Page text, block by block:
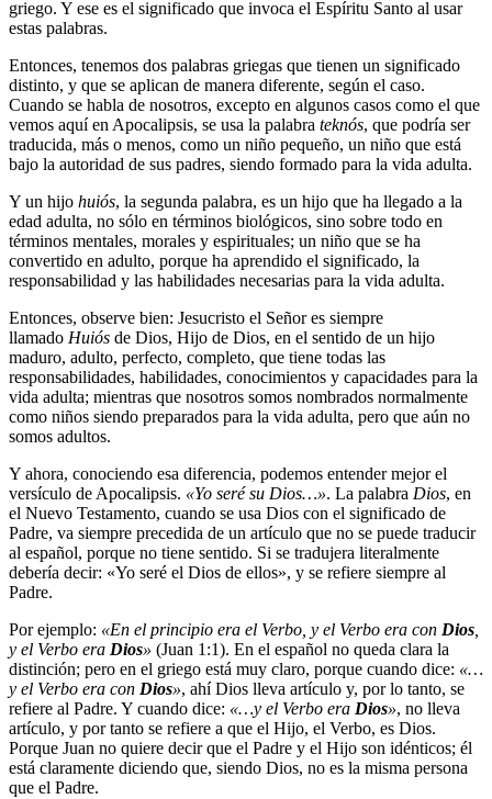
griego. Y ese es el significado que invoca el Espíritu Santo al usar
estas palabras.
Entonces, tenemos dos palabras griegas que tienen un significado
distinto, y que se aplican de manera diferente, según el caso.
Cuando se habla de nosotros, excepto en algunos casos como el que
vemos aquí en Apocalipsis, se usa la palabra teknós, que podría ser
traducida, más o menos, como un niño pequeño, un niño que está
bajo la autoridad de sus padres, siendo formado para la vida adulta.
Y un hijo huiós, la segunda palabra, es un hijo que ha llegado a la
edad adulta, no sólo en términos biológicos, sino sobre todo en
términos mentales, morales y espirituales; un niño que se ha
convertido en adulto, porque ha aprendido el significado, la
responsabilidad y las habilidades necesarias para la vida adulta.
Entonces, observe bien: Jesucristo el Señor es siempre
llamado Huiós de Dios, Hijo de Dios, en el sentido de un hijo
maduro, adulto, perfecto, completo, que tiene todas las
responsabilidades, habilidades, conocimientos y capacidades para la
vida adulta; mientras que nosotros somos nombrados normalmente
como niños siendo preparados para la vida adulta, pero que aún no
somos adultos.
Y ahora, conociendo esa diferencia, podemos entender mejor el
versículo de Apocalipsis. «Yo seré su Dios…». La palabra Dios, en
el Nuevo Testamento, cuando se usa Dios con el significado de
Padre, va siempre precedida de un artículo que no se puede traducir
al español, porque no tiene sentido. Si se tradujera literalmente
debería decir: «Yo seré el Dios de ellos», y se refiere siempre al
Padre.
Por ejemplo: «En el principio era el Verbo, y el Verbo era con Dios
y el Verbo era Dios» (Juan 1:1). En el español no queda clara la
distinción; pero en el griego está muy claro, porque cuando dice: «…
y el Verbo era con Dios», ahí Dios lleva artículo y, por lo tanto, se
refiere al Padre. Y cuando dice: «…y el Verbo era Dios», no lleva
artículo, y por tanto se refiere a que el Hijo, el Verbo, es Dios.
Porque Juan no quiere decir que el Padre y el Hijo son idénticos; él
está claramente diciendo que, siendo Dios, no es la misma persona
que el Padre.